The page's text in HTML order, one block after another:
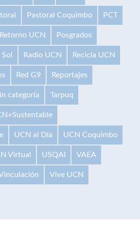
Pastoral Coquimbo PCT
UCN Posgrados
Radio UCN Recicla UCN
Red G9 Reportajes
categoría Tarpuq
UCN al Día UCN Coquimbo
Virtual USQAI VAEA
Vive UCN